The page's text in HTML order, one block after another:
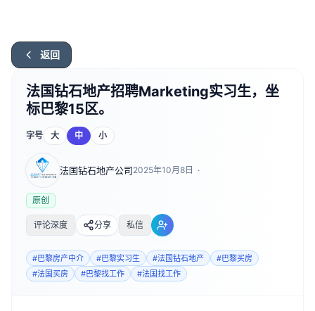
返回
法国钻石地产招聘Marketing实习生，坐
标巴黎15区。
字号 大 中 小
法国钻石地产公司2025年10月8日 ·
原创
评论深度 分享 私信
#巴黎房产中介 #巴黎实习生 #法国钻石地产 #巴黎买房
#法国买房 #巴黎找工作 #法国找工作